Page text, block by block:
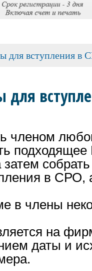
для вступления в
для
членом
в СРО,
в члены
на
даты и